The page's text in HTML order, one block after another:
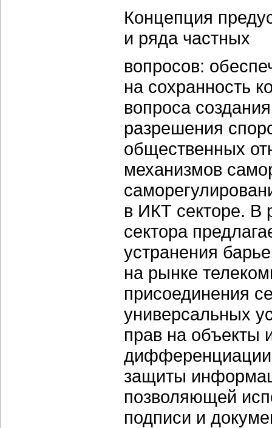
Концепция
и ряда частных
вопросов:
на сохранность
вопроса
разрешения
общественных
механизмов
в ИКТ секторе. В
сектора
устранения
на рынке
присоединения
универсальных
прав на объекты
дифференциации
защиты
позволяющей
подписи и